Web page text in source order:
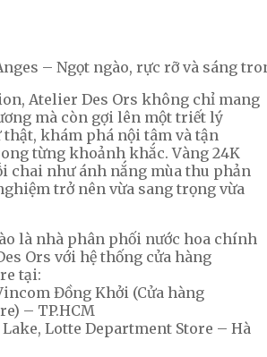
– Ngọt ngào, rực rỡ và sáng
Atelier Des Ors không chỉ mang
mà còn gợi lên một triết lý
khám phá nội tâm và tận
từng khoảnh khắc. Vàng 24K
chai như ánh nắng mùa thu phản
trở nên vừa sang trọng vừa
là nhà phân phối nước hoa chính
Ors với hệ thống cửa hàng
tại:
Đồng Khởi (Cửa hàng
– TP.HCM
Lotte Department Store – Hà